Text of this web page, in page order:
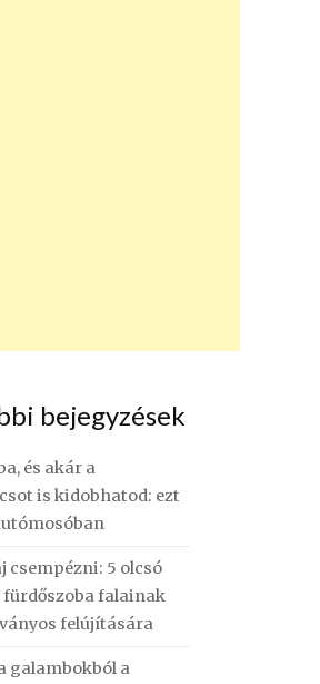
bejegyzések
és akár a
is kidobhatod: ezt
csempézni: 5 olcsó
fürdőszoba falainak
felújítására
galambokból a